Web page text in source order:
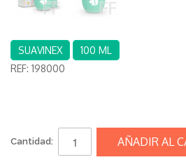
SUAVINEX
100 ML
REF: 198000
Cantidad: AÑADIR AL